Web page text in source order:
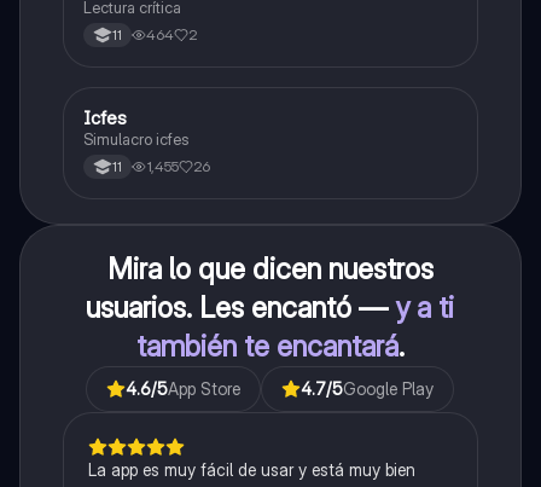
Lectura crítica
11 464 2
ICFES: Sociales y Ciudadanas
Icfes
Simulacro icfes
11 1,455 26
Mira lo que dicen nuestros
usuarios. Les encantó —y a ti
también te encantará.
4.6/5App Store 4.7/5Google Play
La app es muy fácil de usar y está muy bien